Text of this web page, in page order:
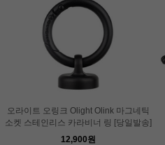
오라이트 오링크 Olight Olink 마그네틱
소켓 스테인리스 카라비너 링 [당일발송]
12,900원